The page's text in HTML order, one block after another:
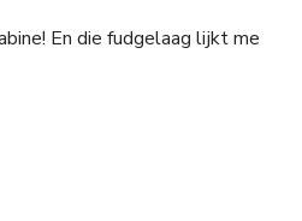
En die fudgelaag lijkt me